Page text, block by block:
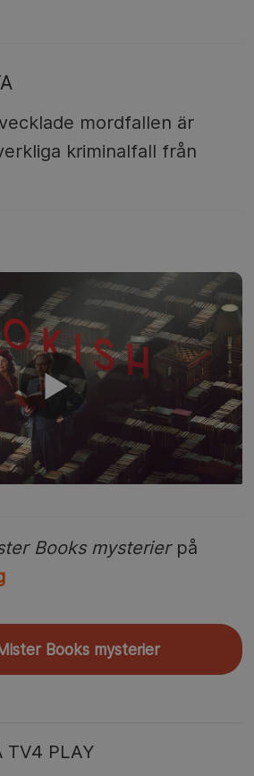
mordfallen är
kriminalfall från
Books mysterierpå
Books mysterier
TV4 PLAY